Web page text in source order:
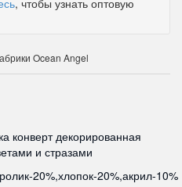
Ocean Angel
конверт декорированная
и стразами
20%,хлопок-20%,акрил-10%